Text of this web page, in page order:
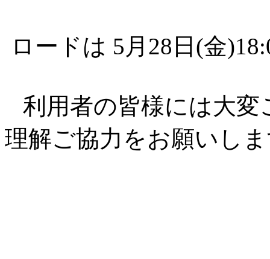
ロードは 5月28日(金
利用者の皆様には大変
理解ご協力をお願いし